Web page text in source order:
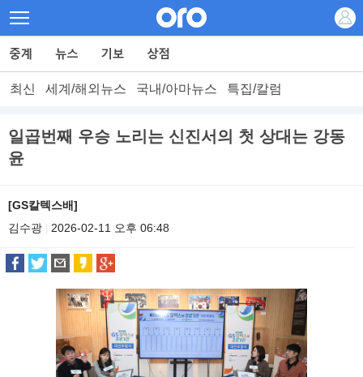
최신 세계/해외뉴스 국내/아마뉴스 특집/칼럼
일곱번째 우승 노리는 신진서의 첫 상대는 강동
윤
[GS칼텍스배]
김수광
2026-02-11 오후 06:48